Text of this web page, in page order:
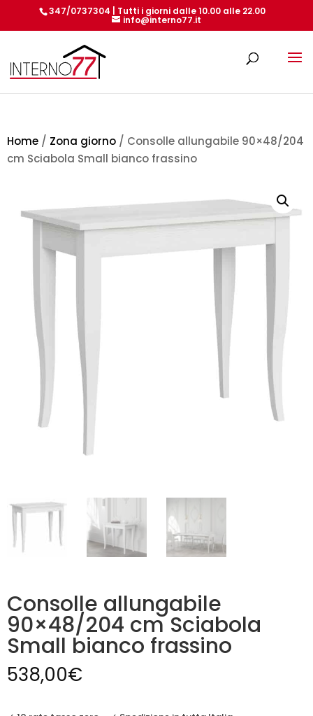
347/0737304 | Tutti i giorni dalle 10.00 alle 22.00
info@interno77.it
Home / Zona giorno / Consolle allungabile 90×48/204
cm Sciabola Small bianco frassino
Consolle allungabile
90×48/204 cm Sciabola
Small bianco frassino
538,00€